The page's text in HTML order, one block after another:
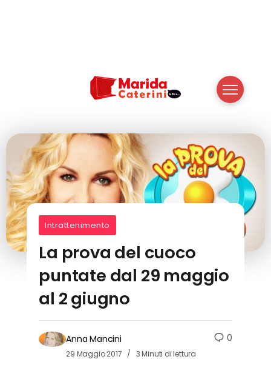
Intrattenimento
La prova del cuoco
puntate dal 29 maggio
al 2 giugno
Anna Mancini
29 Maggio 2017 3 Minuti di lettura
0